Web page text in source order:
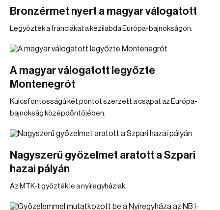
Bronzérmet nyert a magyar válogatott
Legyőzték a franciákat a kézilabda Európa-bajnokságon.
A magyar válogatott legyőzte
Montenegrót
Kulcsfontosságú két pontot szerzett a csapat az Európa-
bajnokság középdöntőjében.
Nagyszerű győzelmet aratott a Szpari
hazai pályán
Az MTK-t győzték le a nyíregyháziak.